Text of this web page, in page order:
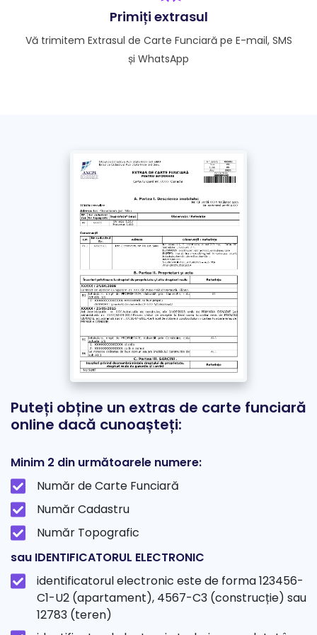
Doresc extrasul și pe WhatsApp
Fără această opțiune, extrasul se trimite doar pe e-
Condițiile
acestui site. Împuternicesc un
reprezentant Extras-carte-funciara.ro să solicite
/ OCPI
Plăteștecu Cardul >69Lei+ TVA
Plătește prinbancă>69Lei+ TVA
Primiți extrasul
Vă trimitem Extrasul de Carte Funciară pe E-mail, SMS
și WhatsApp
Puteți obține un extras de carte funciară
online dacă cunoașteți:
Minim 2 din următoarele numere:
Număr de Carte Funciară
Număr Cadastru
Număr Topografic
sau IDENTIFICATORUL ELECTRONIC
identificatorul electronic este de forma 123456-
C1-U2 (apartament), 4567-C3 (construcție) sau
12783 (teren)